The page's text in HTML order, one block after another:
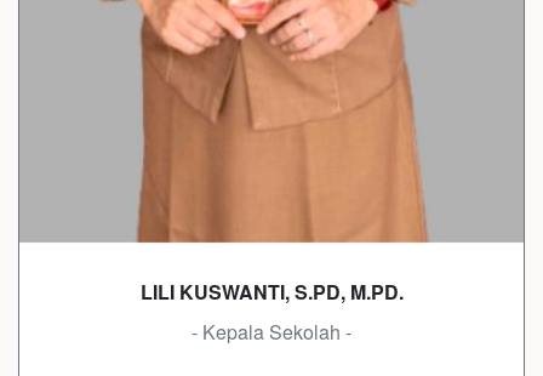
LILI KUSWANTI, S.PD, M.PD.
- Kepala Sekolah -